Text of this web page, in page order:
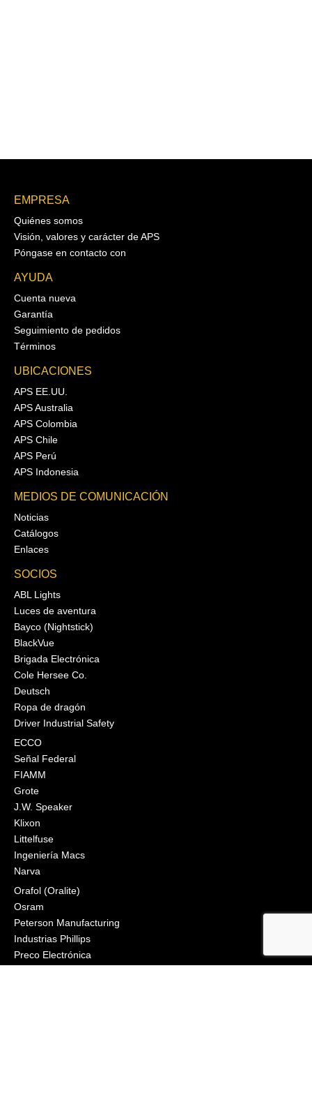
EMPRESA
Quiénes somos
Visión, valores y carácter de APS
Póngase en contacto con
AYUDA
Cuenta nueva
Garantía
Seguimiento de pedidos
Términos
UBICACIONES
APS EE.UU.
APS Australia
APS Colombia
APS Chile
APS Perú
APS Indonesia
MEDIOS DE COMUNICACIÓN
Noticias
Catálogos
Enlaces
SOCIOS
ABL Lights
Luces de aventura
Bayco (Nightstick)
BlackVue
Brigada Electrónica
Cole Hersee Co.
Deutsch
Ropa de dragón
Driver Industrial Safety
ECCO
Señal Federal
FIAMM
Grote
J.W. Speaker
Klixon
Littelfuse
Ingeniería Macs
Narva
Orafol (Oralite)
Osram
Peterson Manufacturing
Industrias Phillips
Preco Electrónica